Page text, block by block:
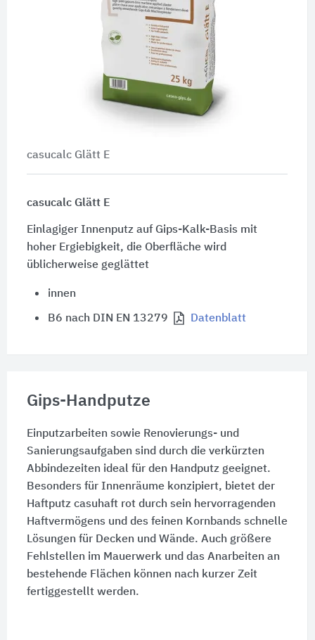
casucalc Glätt E
casucalc Glätt E
Einlagiger Innenputz auf Gips-Kalk-Basis mit
hoher Ergiebigkeit, die Oberfläche wird
üblicherweise geglättet
innen
B6 nach DIN EN 13279 Datenblatt
Gips-Handputze
Einputzarbeiten sowie Renovierungs- und
Sanierungsaufgaben sind durch die verkürzten
Abbindezeiten ideal für den Handputz geeignet.
Besonders für Innenräume konzipiert, bietet der
Haftputz casuhaft rot durch sein hervorragenden
Haftvermögens und des feinen Kornbands schnelle
Lösungen für Decken und Wände. Auch größere
Fehlstellen im Mauerwerk und das Anarbeiten an
bestehende Flächen können nach kurzer Zeit
fertiggestellt werden.